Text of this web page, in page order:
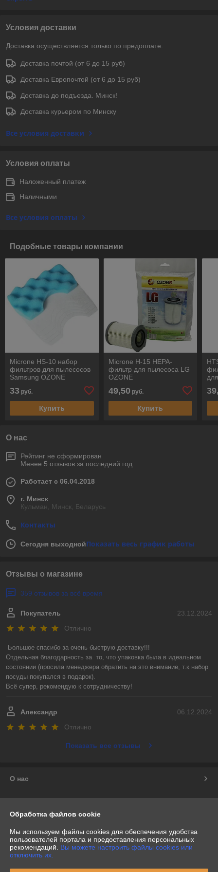
Условия доставки
Доставка осуществляется только по предоплате.
Доставка почтой (от 6 до 15 руб)
Доставка Европочтой (от 6 до 15 руб)
Доставка до подъезда. Минск!
Доставка курьером по Минску
Все условия доставки
Условия оплаты
Наложенный платеж
Наличными
Все условия оплаты
Подобные товары компании
Microne HS-10 набор
фильтров для пылесосов
Samsung OZONE
33 руб.
Купить
Microne H-15 НЕРА-
фильтр для пылесоса LG
OZONE
49,50 руб.
Купить
О нас
Рейтинг не сформирован
Менее 5 отзывов за последний год
Работает с 06.04.2018
г. Минск
Кульман, Минск, Беларусь
Контакты
Сегодня выходнойПоказать весь график работы
Отзывы о магазине
359 отзывов за всё время
23.12.2024
Покупатель
Отлично
Большое спасибо за очень быструю доставку!!!
Отдельная благодарность за  то, что упаковка была в идеальном
состоянии (просила менеджера обратить на это внимание, т.к набор
посуды покупался в подарок).
Всё супер, рекомендую к сотрудничеству!
06.12.2024
Александр
Отлично
Показать все отзывы
О нас
График работы
Полная версия сайта
Обработка файлов cookie
Мы используем файлы cookies для обеспечения удобства
пользователей портала и предоставления персональных
рекомендаций. Вы можете настроить файлы cookies или
отключить их.